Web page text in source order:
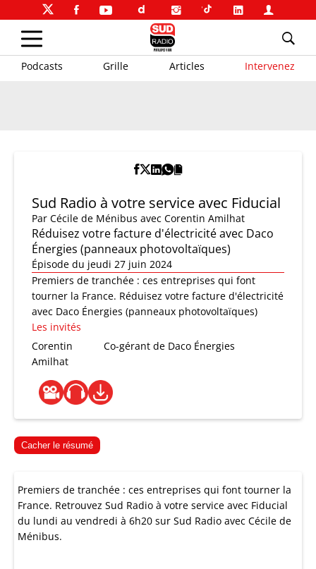
Podcasts Grille Articles Intervenez
Sud Radio à votre service avec Fiducial
Par Cécile de Ménibus avec Corentin Amilhat
Réduisez votre facture d'électricité avec Daco
Énergies (panneaux photovoltaïques)
Épisode du jeudi 27 juin 2024
Premiers de tranchée : ces entreprises qui font
tourner la France. Réduisez votre facture d'électricité
avec Daco Énergies (panneaux photovoltaïques)
Les invités
Corentin
Amilhat
Co-gérant de Daco Énergies
Cacher le résumé
Premiers de tranchée : ces entreprises qui font tourner la
France. Retrouvez Sud Radio à votre service avec Fiducial
du lundi au vendredi à 6h20 sur Sud Radio avec Cécile de
Ménibus.